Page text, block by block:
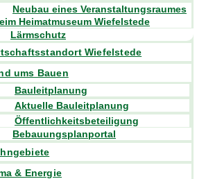
Neubau eines Veranstaltungsraumes
Heimatmuseum Wiefelstede
Lärmschutz
Wiefelstede
ums Bauen
Bauleitplanung
Aktuelle Bauleitplanung
Öffentlichkeitsbeteiligung
Bebauungsplanportal
& Energie